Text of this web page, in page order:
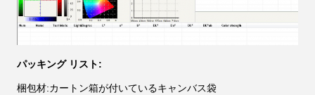
パッキング リスト:
梱包材:カートン箱が付いているキャンバス袋